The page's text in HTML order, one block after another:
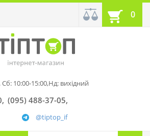
0
Сб: 10:00-15:00,Нд: вихідний
(095) 488-37-05
@tiptop_if